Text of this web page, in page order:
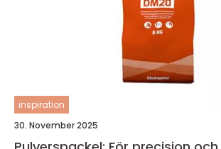
inspiration
30. November 2025